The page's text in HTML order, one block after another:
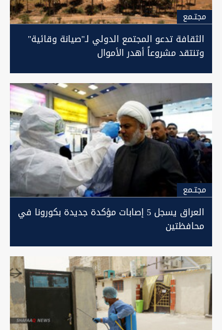
مجتـمع
الثقافة تدعو المجتمع الدولي لـ"صيانة وقائية"
وتنتقد مشروعاً أهدر الأموال
مجتـمع
العراق يسجل 5 إصابات مؤكدة جديدة بكورونا في
محافظتين